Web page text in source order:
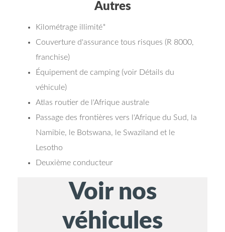
Autres
Kilométrage illimité*
Couverture d'assurance tous risques (R 8000,
franchise)
Équipement de camping (voir Détails du
véhicule)
Atlas routier de l'Afrique australe
Passage des frontières vers l'Afrique du Sud, la
Namibie, le Botswana, le Swaziland et le
Lesotho
Deuxième conducteur
Voir nos
véhicules